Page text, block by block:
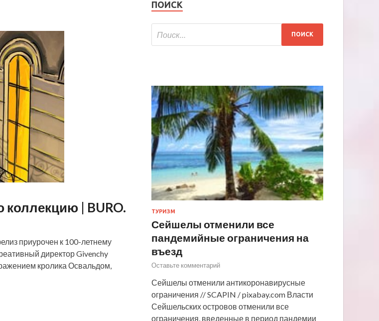
коллекцию | BURO.
приурочен к 100-летнему
директор Givenchy
кролика Освальдом,
ПОИСК
ТУРИЗМ
Сейшелы отменили все
пандемийные ограничения на
въезд
Оставьте комментарий
Сейшелы отменили антикоронавирусные
ограничения // SCAPIN / pixabay.com Власти
Сейшельских островов отменили все
ограничения, введенные в период пандемии